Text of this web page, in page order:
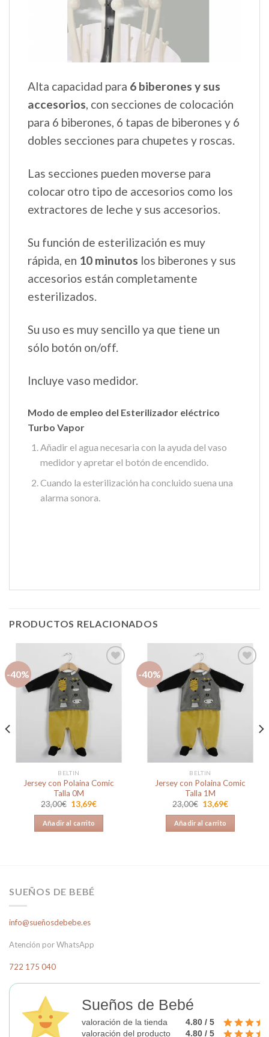
Alta capacidad para 6 biberones y sus
accesorios, con secciones de colocación
para 6 biberones, 6 tapas de biberones y 6
dobles secciones para chupetes y roscas.
Las secciones pueden moverse para
colocar otro tipo de accesorios como los
extractores de leche y sus accesorios.
Su función de esterilización es muy
rápida, en 10 minutos los biberones y sus
accesorios están completamente
esterilizados.
Su uso es muy sencillo ya que tiene un
sólo botón on/off.
Incluye vaso medidor.
Modo de empleo del Esterilizador eléctrico
Turbo Vapor
Añadir el agua necesaria con la ayuda del vaso
medidor y apretar el botón de encendido.
Cuando la esterilización ha concluido suena una
alarma sonora.
PRODUCTOS RELACIONADOS
-40%
Añadir
BELTIN
Jersey con Polaina Comic
Talla 0M
23,00€ El
precio
original
era:
23,00€.
13,69€El
13,69€.
Añadir al carrito
-40%
Añadir
BELTIN
Jersey con Polaina Comic
Talla 1M
23,00€ El
precio
original
era:
23,00€.
13,69€El
13,69€.
Añadir al carrito
SUEÑOS DE BEBÉ
info@sueñosdebebe.es
Atención por WhatsApp
722 175 040
Sueños de Bebé
valoración de la tienda
4.80 / 5
valoración del producto
4.80 / 5